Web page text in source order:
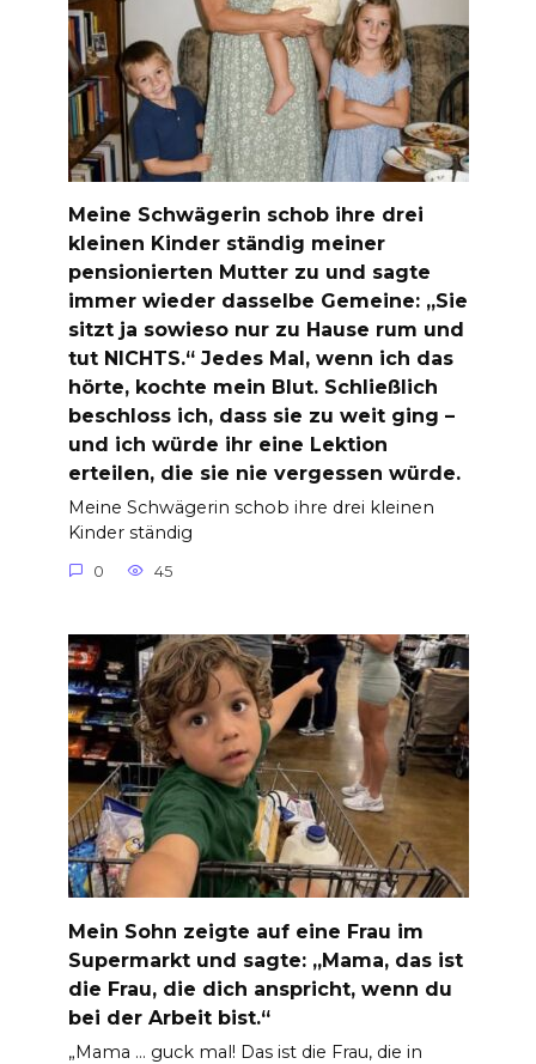
Meine Schwägerin schob ihre drei
kleinen Kinder ständig meiner
pensionierten Mutter zu und sagte
immer wieder dasselbe Gemeine: „Sie
sitzt ja sowieso nur zu Hause rum und
tut NICHTS.“ Jedes Mal, wenn ich das
hörte, kochte mein Blut. Schließlich
beschloss ich, dass sie zu weit ging –
und ich würde ihr eine Lektion
erteilen, die sie nie vergessen würde.
Meine Schwägerin schob ihre drei kleinen
Kinder ständig
0 45
Mein Sohn zeigte auf eine Frau im
Supermarkt und sagte: „Mama, das ist
die Frau, die dich anspricht, wenn du
bei der Arbeit bist.“
„Mama … guck mal! Das ist die Frau, die in